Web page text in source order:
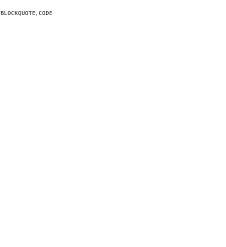
BLOCKQUOTE, CODE